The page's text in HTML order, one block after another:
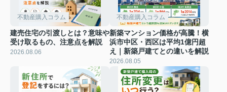
不動産購入コラム
建売住宅の引渡しとは？意味や
受け取るもの、注意点を解説
2026.08.06
不動産購入コラム
新築マンション価格が高騰！横
浜市中区・西区は平均1億円超
え｜新築戸建てとの違いを解説
2026.08.05